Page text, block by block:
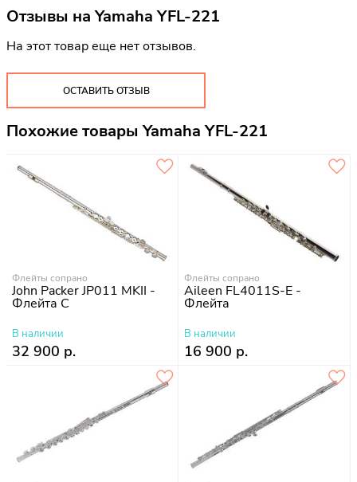
Отзывы наYamaha YFL-221
На этот товар еще нет отзывов.
ОСТАВИТЬ ОТЗЫВ
Похожие товары Yamaha YFL-221
Флейты сопрано
John Packer JP011 MKII -
Флейта С
В наличии
32 900 р.
Флейты сопрано
Aileen FL4011S-E -
Флейта
В наличии
16 900 р.